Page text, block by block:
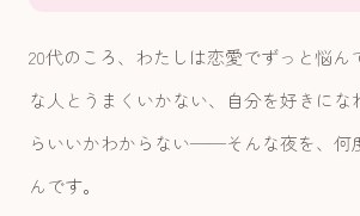
20代のころ、わたしは恋愛でずっと悩ん
な人とうまくいかない、自分を好きにな
らいいかわからない——そんな夜を、何
んです。